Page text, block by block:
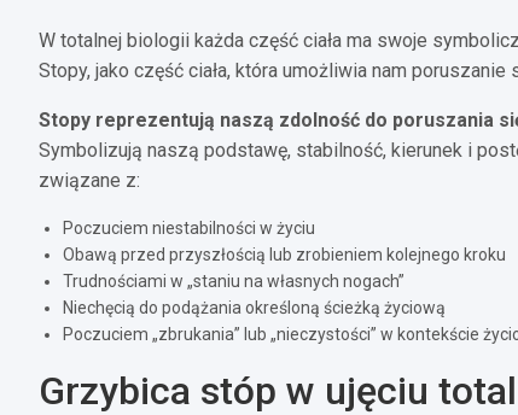
W totalnej biologii każda część ciała ma swoje
Stopy, jako część ciała, która umożliwia nam
Stopy reprezentują naszą zdolność do poruszania
Symbolizują naszą podstawę, stabilność, kierunek i
związane z:
Poczuciem niestabilności w życiu
Obawą przed przyszłością lub zrobieniem kolejnego kroku
Trudnościami w „staniu na własnych nogach”
Niechęcią do podążania określoną ścieżką życiową
Poczuciem „zbrukania” lub „nieczystości” w kontekście
Grzybica stóp w ujęciu